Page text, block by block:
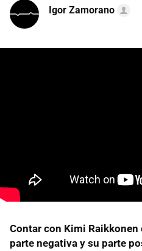
Igor Zamorano
Contar con Kimi
parte negativa y su parte